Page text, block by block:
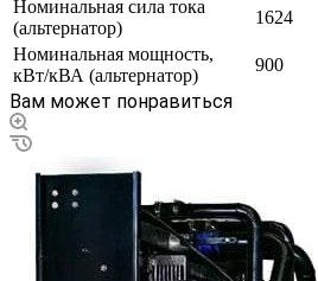
Номинальная сила тока
(альтернатор)
1624
Номинальная мощность,
кВт/кВА (альтернатор)
900
Вам может понравиться